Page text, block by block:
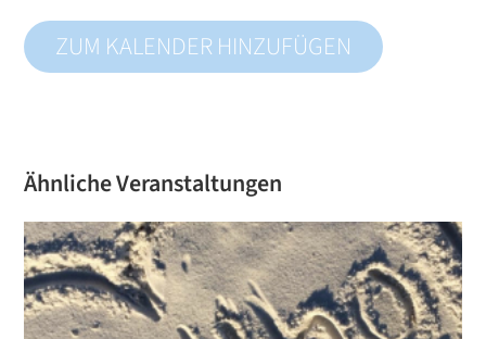
ZUM KALENDER HINZUFÜGEN
Ähnliche Veranstaltungen